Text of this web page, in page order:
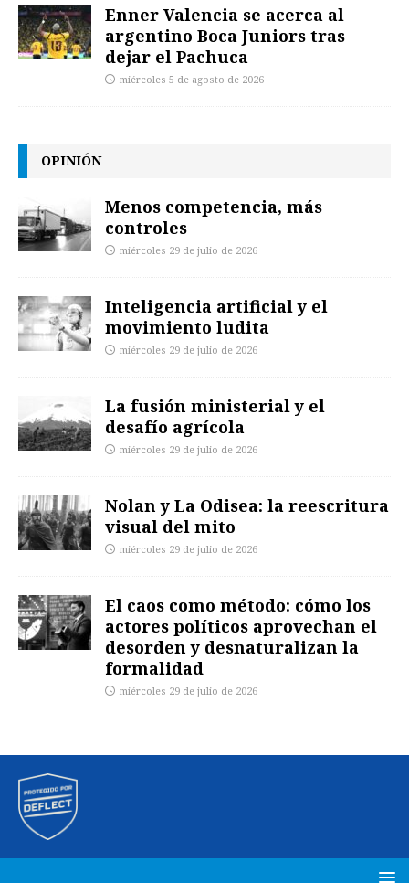
Enner Valencia se acerca al
argentino Boca Juniors tras
dejar el Pachuca
miércoles 5 de agosto de 2026
OPINIÓN
Menos competencia, más
controles
miércoles 29 de julio de 2026
Inteligencia artificial y el
movimiento ludita
miércoles 29 de julio de 2026
La fusión ministerial y el
desafío agrícola
miércoles 29 de julio de 2026
Nolan y La Odisea: la reescritura
visual del mito
miércoles 29 de julio de 2026
El caos como método: cómo los
actores políticos aprovechan el
desorden y desnaturalizan la
formalidad
miércoles 29 de julio de 2026